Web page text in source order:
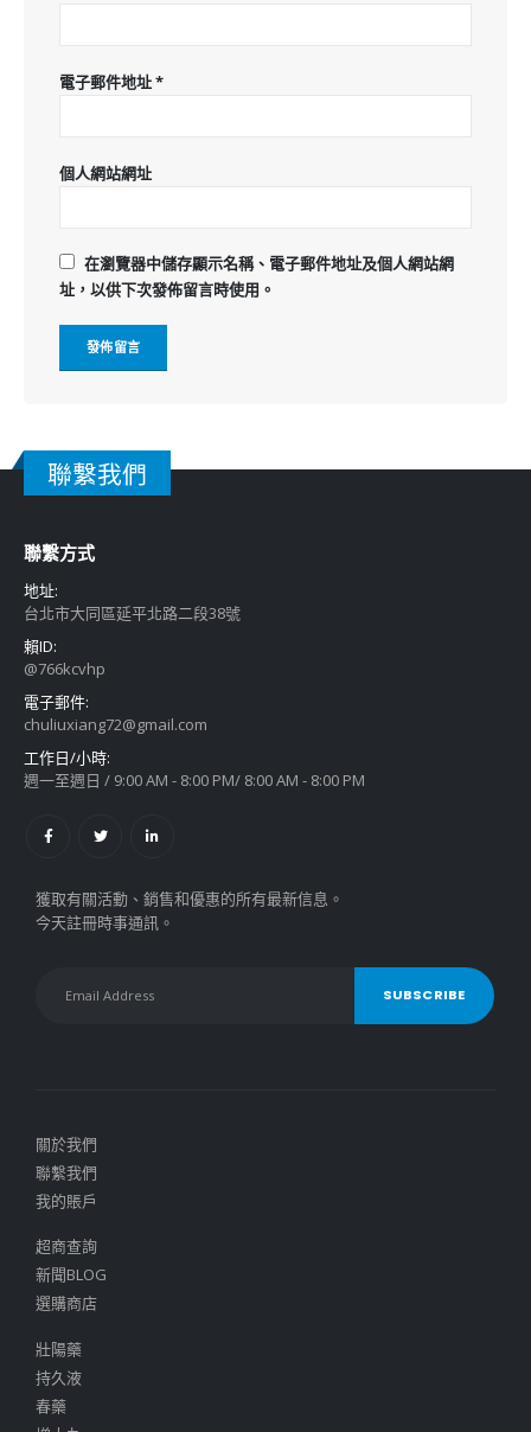
電子郵件地址*
個人網站網址
在瀏覽器中儲存顯示名稱、電子郵件地址及個人網站網
址，以供下次發佈留言時使用。
聯繫我們
聯繫方式
地址:
台北市大同區延平北路二段38號
賴ID:
@766kcvhp
電子郵件:
chuliuxiang72@gmail.com
工作日/小時:
週一至週日 / 9:00 AM - 8:00 PM/ 8:00 AM - 8:00 PM
獲取有關活動、銷售和優惠的所有最新信息。
今天註冊時事通訊。
關於我們
聯繫我們
我的賬戶
超商查詢
新聞BLOG
選購商店
壯陽藥
持久液
春藥